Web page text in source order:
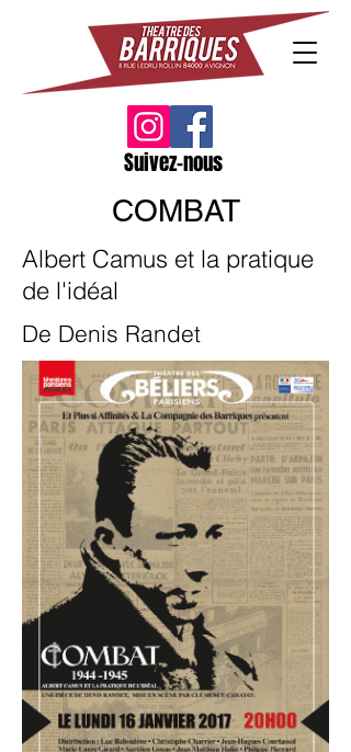
Suivez-nous
COMBAT
Albert Camus et la pratique
de l'idéal
De Denis Randet